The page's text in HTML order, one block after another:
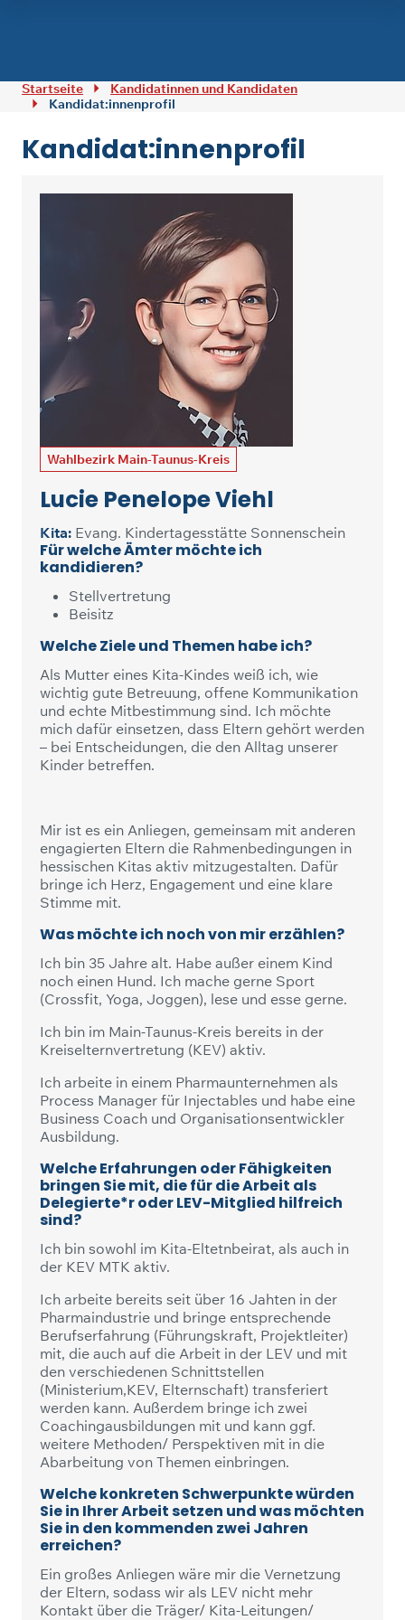
Zum Inhalt springen
Startseite
Kandidatinnen und Kandidaten
Kandidat:innenprofil
Kandidat:innenprofil
Wahlbezirk Main-Taunus-Kreis
Lucie Penelope Viehl
Kita: Evang. Kindertagesstätte Sonnenschein
Für welche Ämter möchte ich
kandidieren?
Stellvertretung
Beisitz
Welche Ziele und Themen habe ich?
Als Mutter eines Kita-Kindes weiß ich, wie
wichtig gute Betreuung, offene Kommunikation
und echte Mitbestimmung sind. Ich möchte
mich dafür einsetzen, dass Eltern gehört werden
– bei Entscheidungen, die den Alltag unserer
Kinder betreffen.
Mir ist es ein Anliegen, gemeinsam mit anderen
engagierten Eltern die Rahmenbedingungen in
hessischen Kitas aktiv mitzugestalten. Dafür
bringe ich Herz, Engagement und eine klare
Stimme mit.
Was möchte ich noch von mir erzählen?
Ich bin 35 Jahre alt. Habe außer einem Kind
noch einen Hund. Ich mache gerne Sport
(Crossfit, Yoga, Joggen), lese und esse gerne.
Ich bin im Main-Taunus-Kreis bereits in der
Kreiselternvertretung (KEV) aktiv.
Ich arbeite in einem Pharmaunternehmen als
Process Manager für Injectables und habe eine
Business Coach und Organisationsentwickler
Ausbildung.
Welche Erfahrungen oder Fähigkeiten
bringen Sie mit, die für die Arbeit als
Delegierte*r oder LEV-Mitglied hilfreich
sind?
Ich bin sowohl im Kita-Eltetnbeirat, als auch in
der KEV MTK aktiv.
Ich arbeite bereits seit über 16 Jahten in der
Pharmaindustrie und bringe entsprechende
Berufserfahrung (Führungskraft, Projektleiter)
mit, die auch auf die Arbeit in der LEV und mit
den verschiedenen Schnittstellen
(Ministerium,KEV, Elternschaft) transferiert
werden kann. Außerdem bringe ich zwei
Coachingausbildungen mit und kann ggf.
weitere Methoden/ Perspektiven mit in die
Abarbeitung von Themen einbringen.
Welche konkreten Schwerpunkte würden
Sie in Ihrer Arbeit setzen und was möchten
Sie in den kommenden zwei Jahren
erreichen?
Ein großes Anliegen wäre mir die Vernetzung
der Eltern, sodass wir als LEV nicht mehr
Kontakt über die Träger/ Kita-Leitungen/